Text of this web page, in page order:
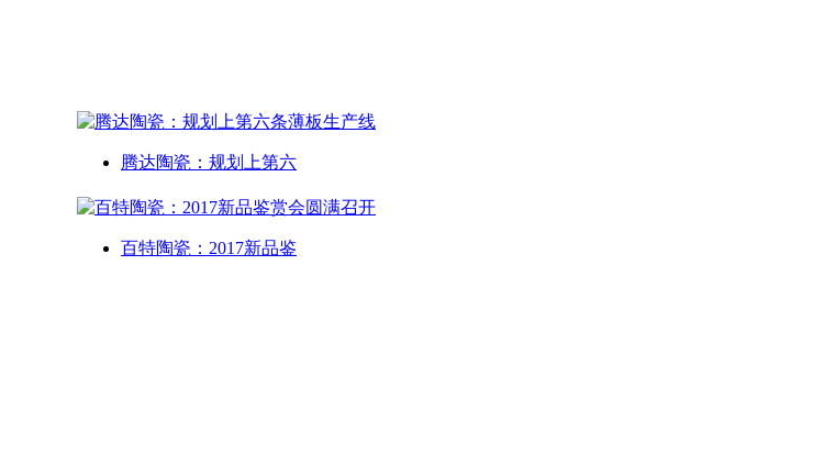
腾达陶瓷：规划上第六
百特陶瓷：2017新品鉴